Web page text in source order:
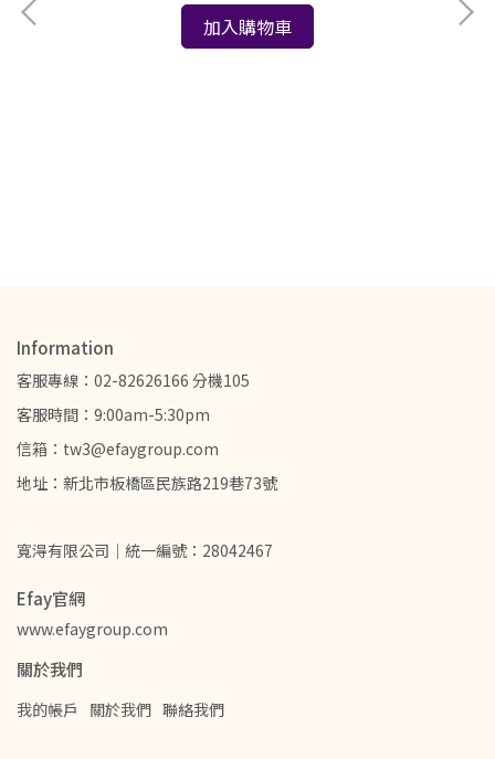
加入購物車
Information
客服專線：02-82626166 分機105
客服時間：9:00am-5:30pm
信箱：tw3@efaygroup.com
地址：新北市板橋區民族路219巷73號
寬淂有限公司｜統一編號：28042467
Efay官網
www.efaygroup.com
關於我們
我的帳戶 關於我們 聯絡我們